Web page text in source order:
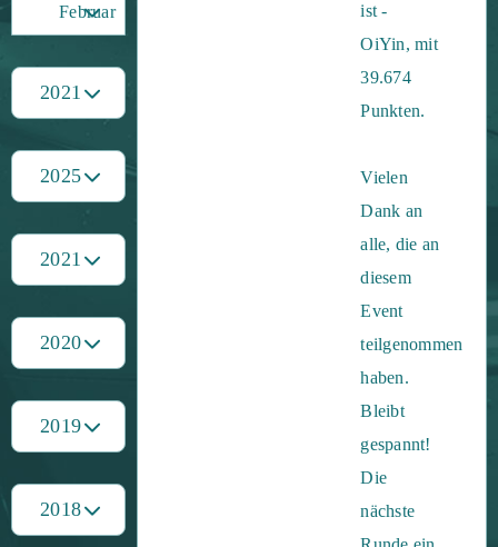
ist -
OiYin, mit
39.674
Punkten.
Vielen
Dank an
alle, die an
diesem
Event
teilgenommen
haben.
Bleibt
gespannt!
Die
nächste
Februar
2021
2025
2021
2020
2019
2018